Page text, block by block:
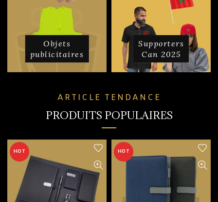
Objets
publicitaires
Supporters
Can 2025
ARTICLE TENDANCE
PRODUITS POPULAIRES
HOT HOT